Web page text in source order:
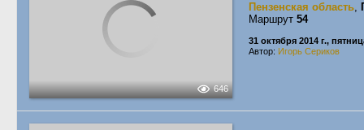
646
Пензенская область,
Маршрут 54
31 октября 2014 г.,
Автор: Игорь Сериков